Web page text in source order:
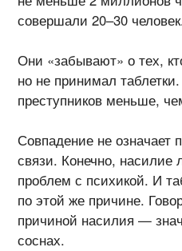
совершали 20–30
Они «забывают» о тех,
но не принимал
преступников меньше,
Совпадение не означает
связи. Конечно,
проблем с психикой. И
по этой же причине.
причиной насилия —
соснах.